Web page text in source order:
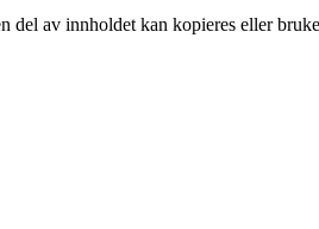
av innholdet kan kopieres eller